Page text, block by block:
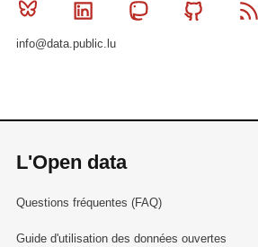
Bluesky Linkedin MastodonGithub
info@data.public.lu
L'Open data
Questions fréquentes (FAQ)
Guide d'utilisation des données ouvertes